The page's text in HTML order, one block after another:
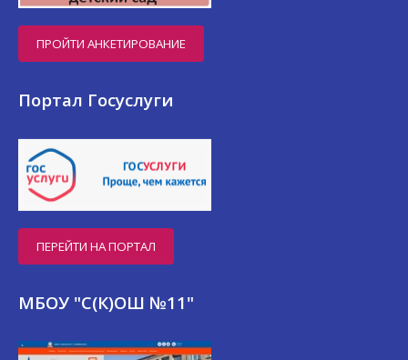
ПРОЙТИ АНКЕТИРОВАНИЕ
Портал Госуслуги
ПЕРЕЙТИ НА ПОРТАЛ
МБОУ "С(К)ОШ №11"